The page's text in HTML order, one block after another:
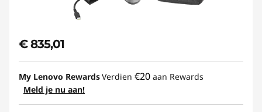
€ 835,01
My Lenovo RewardsVerdien €20 aan Rewards
Meld je nu aan!